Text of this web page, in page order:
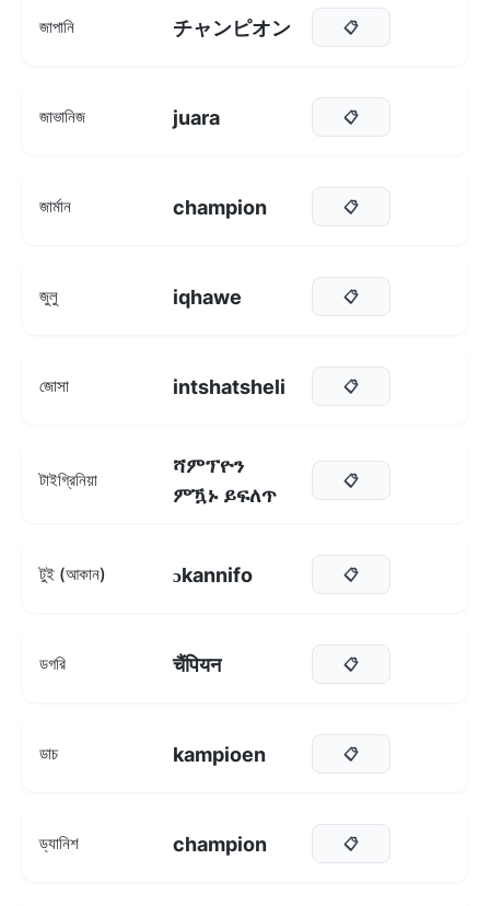
জাপানি チャンピオン 📋
জাভানিজ juara 📋
জার্মান champion 📋
জুলু iqhawe 📋
জোসা intshatsheli 📋
টাইগ্রিনিয়া
ሻምፕዮን
ምዃኑ ይፍለጥ
📋
টুই (আকান) ɔkannifo 📋
ডগরি चैंपियन 📋
ডাচ kampioen 📋
ড্যানিশ champion 📋